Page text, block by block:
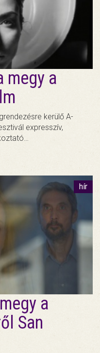
megy a
kerülő A-
expresszív,
hír
a
San